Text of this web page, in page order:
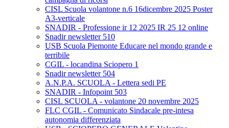
CISL Scuola volantone n.6 16dicembre 2025 Poster
A3-verticale
SNADIR - Professione ir 12 2025 IR 25 12 online
Snadir newsletter 510
USB Scuola Piemonte Educare nel mondo grande e
terribile
CGIL - locandina Sciopero 1
Snadir newsletter 504
A.N.P.A. SCUOLA - Lettera sedi PE
SNADIR - Infopoint 503
CISL SCUOLA - volantone 20 novembre 2025
FLC CGIL - Comunicato Sindacale pre-intesa
autonomia differenziata